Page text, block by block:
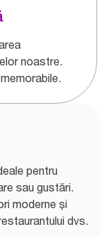
noastre.
pentru
sau gustări.
moderne și
dvs.